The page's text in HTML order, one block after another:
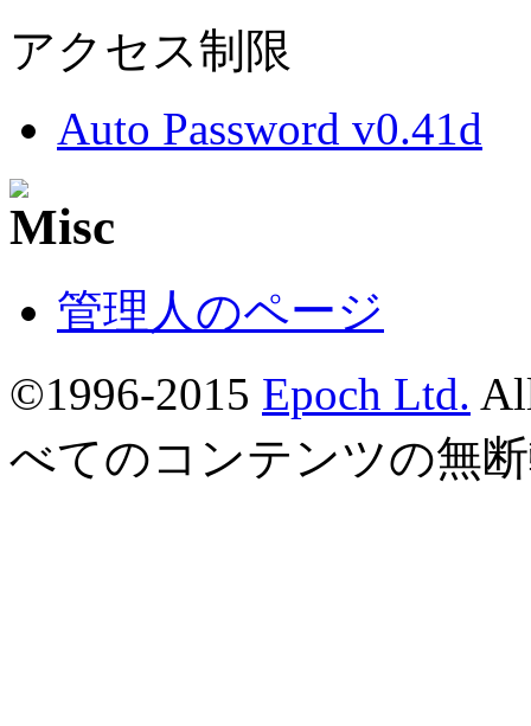
アクセス制限
Auto Password v0.41d
管理人のページ
©1996-2015 Epoch Ltd.
べてのコンテンツの無